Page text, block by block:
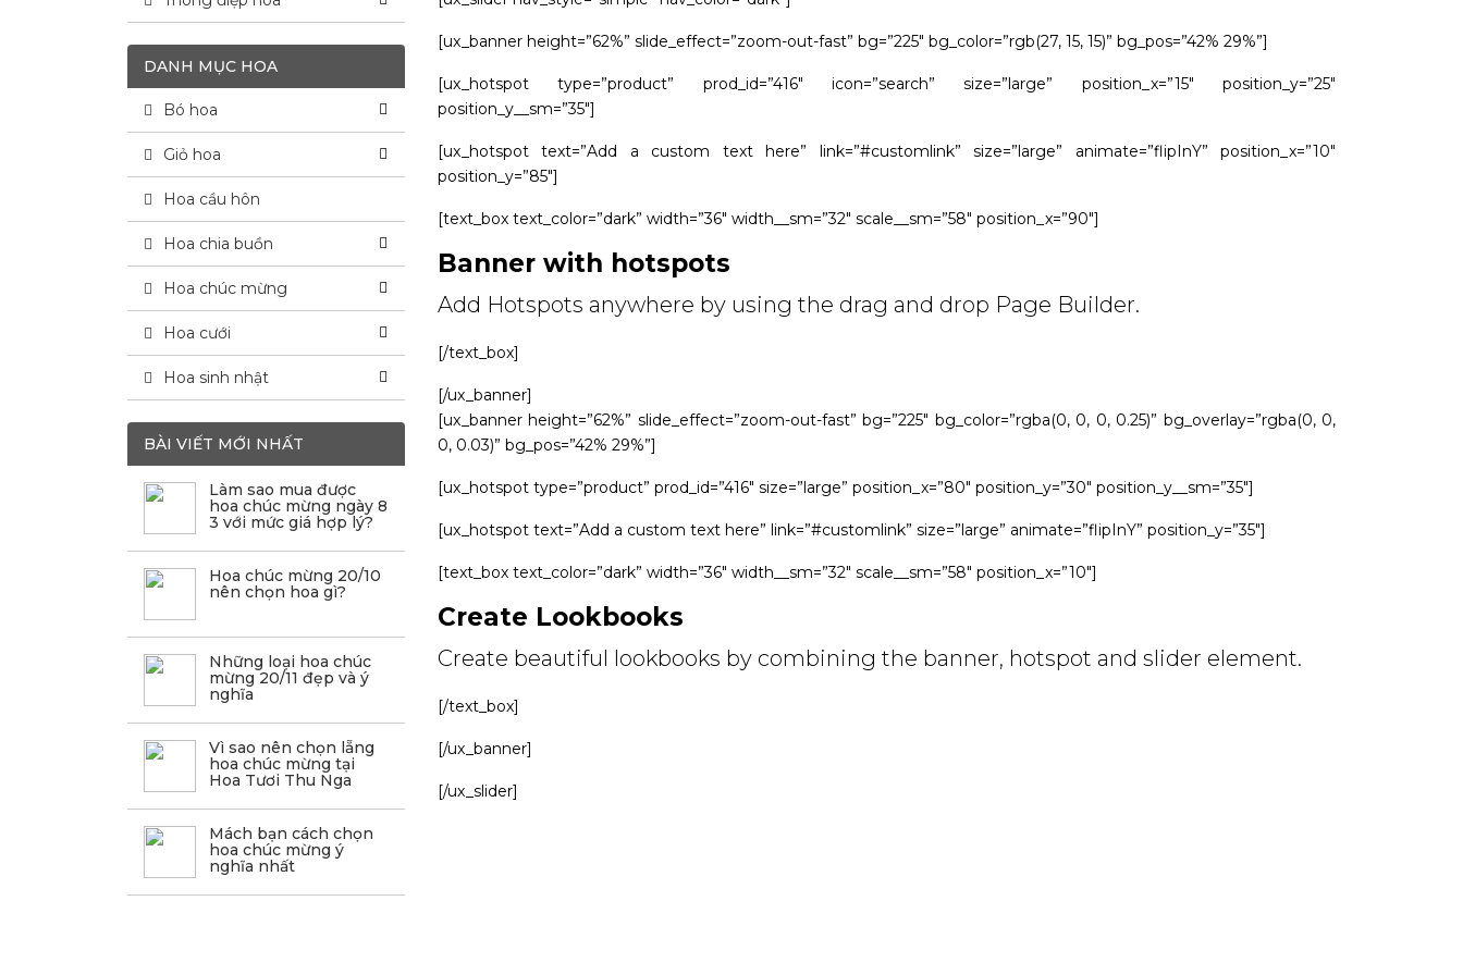
DANH MỤC HOA
Bó hoa
Giỏ hoa
Hoa cầu hôn
Hoa chia buồn
Hoa chúc mừng
Hoa cưới
Hoa sinh nhật
BÀI VIẾT MỚI NHẤT
Làm sao mua được
hoa chúc mừng ngày 8
3 với mức giá hợp lý?
Hoa chúc mừng 20/10
nên chọn hoa gì?
Những loại hoa chúc
mừng 20/11 đẹp và ý
nghĩa
Vì sao nên chọn lẵng
hoa chúc mừng tại
Hoa Tươi Thu Nga
Mách bạn cách chọn
hoa chúc mừng ý
nghĩa nhất
[ux_banner height=”62%” slide_effect=”zoom-out-fast” bg=”225″ bg_color=”rgb(27, 15, 15)” bg_pos=”42% 29%”]
[ux_hotspot type=”product” prod_id=”416″ icon=”search” size=”large” position_x=”15″ position_y=”25″
position_y__sm=”35″]
[ux_hotspot text=”Add a custom text here” link=”#customlink” size=”large” animate=”flipInY” position_x=”10″
position_y=”85″]
[text_box text_color=”dark” width=”36″ width__sm=”32″ scale__sm=”58″ position_x=”90″]
Banner with hotspots
Add Hotspots anywhere by using the drag and drop Page Builder.
[/text_box]
[/ux_banner]
[ux_banner height=”62%” slide_effect=”zoom-out-fast” bg=”225″ bg_color=”rgba(0, 0, 0, 0.25)” bg_overlay=”rgba(0, 0,
0, 0.03)” bg_pos=”42% 29%”]
[ux_hotspot type=”product” prod_id=”416″ size=”large” position_x=”80″ position_y=”30″ position_y__sm=”35″]
[ux_hotspot text=”Add a custom text here” link=”#customlink” size=”large” animate=”flipInY” position_y=”35″]
[text_box text_color=”dark” width=”36″ width__sm=”32″ scale__sm=”58″ position_x=”10″]
Create Lookbooks
Create beautiful lookbooks by combining the banner, hotspot and slider element.
[/text_box]
[/ux_banner]
[/ux_slider]